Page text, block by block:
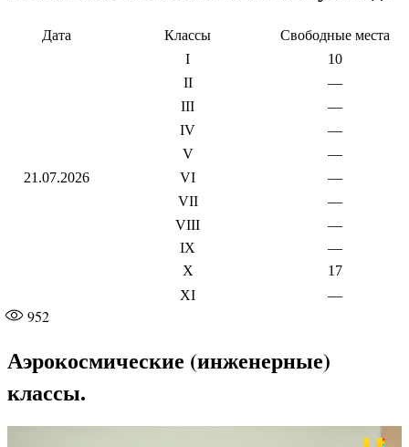
Дата Классы Свободные места
21.07.2026
I
10
II
—
III
—
IV
—
V
—
VI
—
VII
—
VIII
—
IX
—
X
17
XI
—
952
Аэрокосмические (инженерные)
классы.